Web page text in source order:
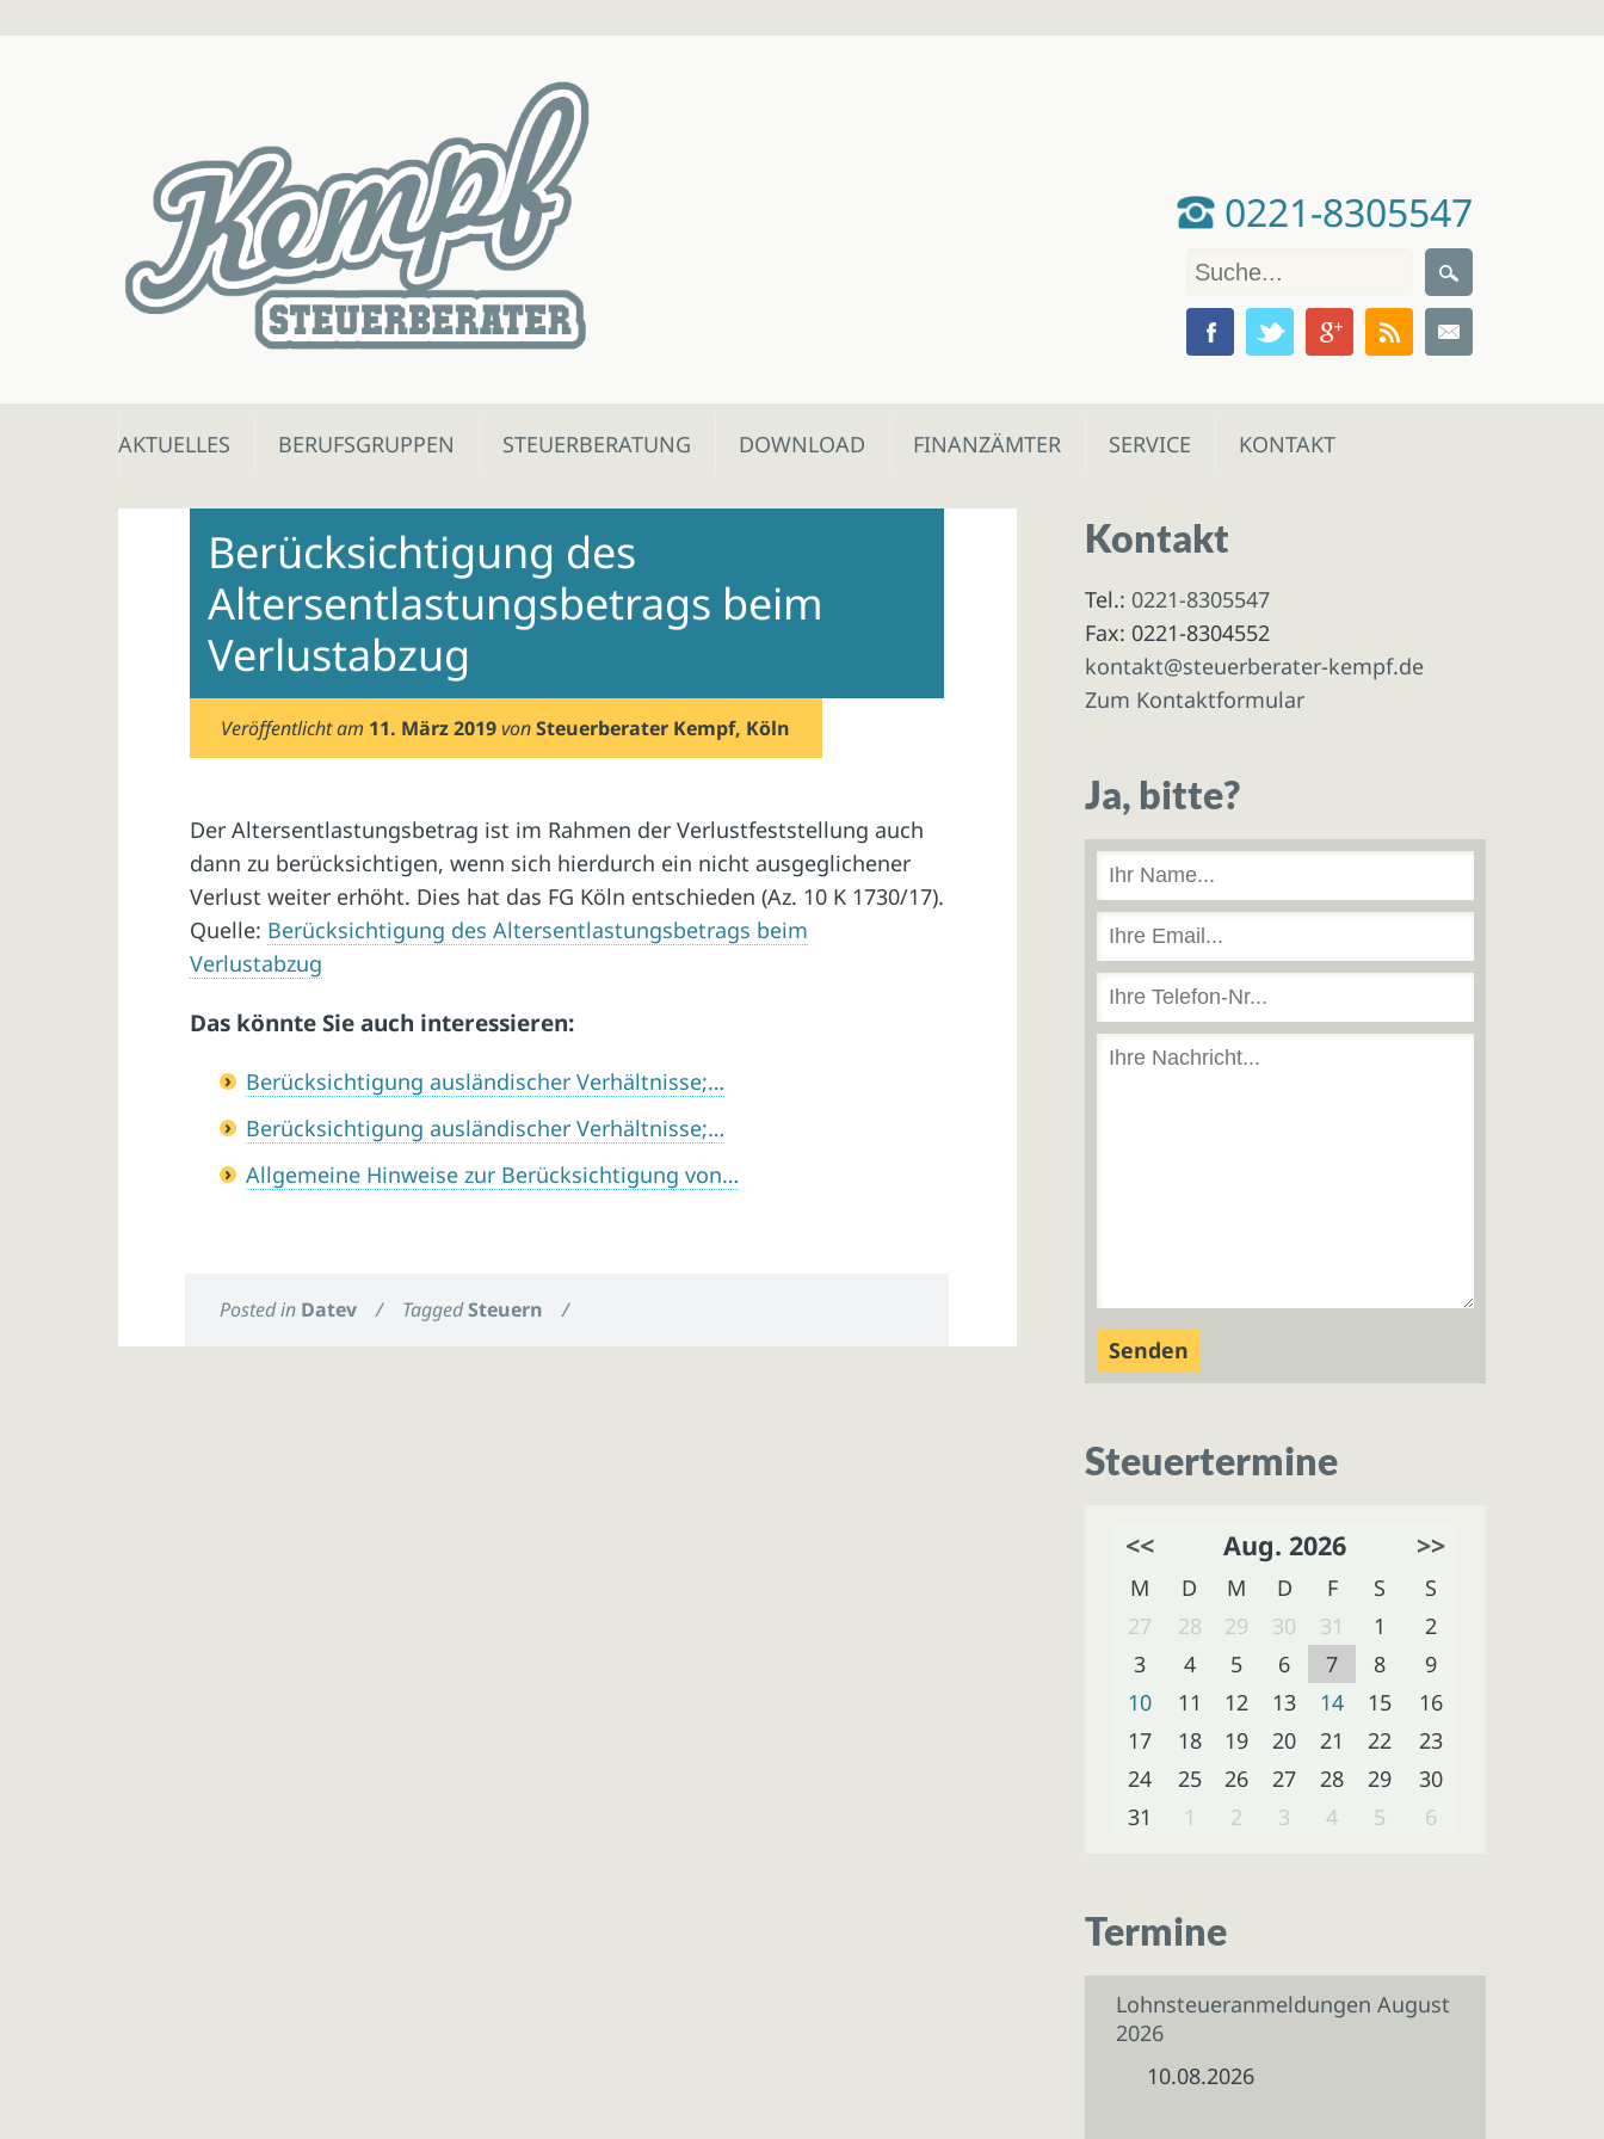
0221-8305547
Skip
AKTUELLES BERUFSGRUPPEN STEUERBERATUNG DOWNLOAD FINANZÄMTER SERVICE KONTAKT
Berücksichtigung des
Altersentlastungsbetrags beim
Verlustabzug
Veröffentlicht am 11. März 2019 vonSteuerberater Kempf, Köln
Der Altersentlastungsbetrag ist im Rahmen der Verlustfeststellung auch
dann zu berücksichtigen, wenn sich hierdurch ein nicht ausgeglichener
Verlust weiter erhöht. Dies hat das FG Köln entschieden (Az. 10 K 1730/17).
Quelle: Berücksichtigung des Altersentlastungsbetrags beim
Verlustabzug
Das könnte Sie auch interessieren:
Berücksichtigung ausländischer Verhältnisse;…
Berücksichtigung ausländischer Verhältnisse;…
Allgemeine Hinweise zur Berücksichtigung von…
Posted in Datev / TaggedSteuern /
Kontakt
Tel.: 0221-8305547
Fax: 0221-8304552
kontakt@steuerberater-kempf.de
Zum Kontaktformular
Ja, bitte?
Steuertermine
<< Aug. 2026 >>
M D M D F S
S
27
28 29 30 31 1
2
3
4 5 6 7 8
9
10
11 12 13 14 15
16
17
18 19 20 21 22
23
24
25 26 27 28 29
30
31
1 2 3 4 5 6
Termine
Lohnsteueranmeldungen August
2026
10.08.2026